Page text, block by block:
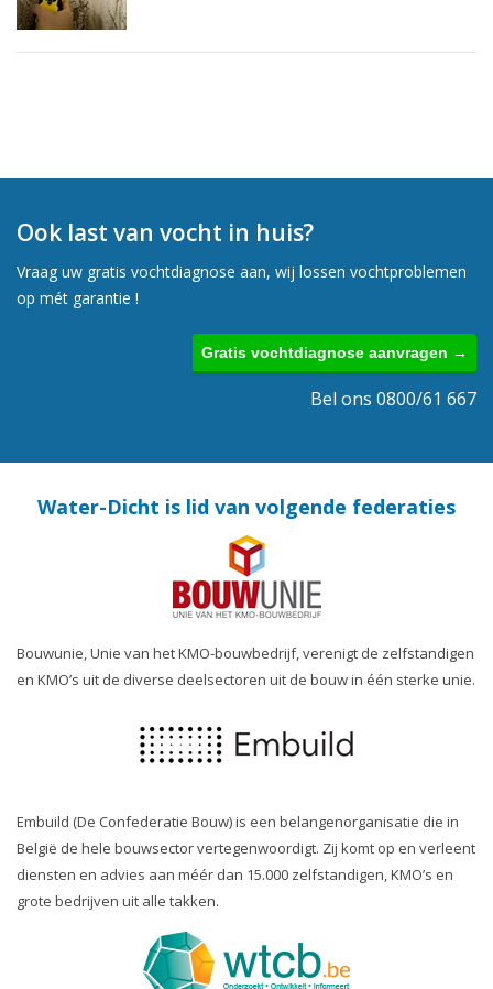
Ook last van vocht in huis?
Vraag uw gratis vochtdiagnose aan, wij lossen vochtproblemen
op mét garantie !
Gratis vochtdiagnose aanvragen →
Bel ons 0800/61 667
Water-Dicht is lid van volgende federaties
Bouwunie, Unie van het KMO-bouwbedrijf, verenigt de zelfstandigen
en KMO’s uit de diverse deelsectoren uit de bouw in één sterke unie.
Embuild (De Confederatie Bouw) is een belangenorganisatie die in
België de hele bouwsector vertegenwoordigt. Zij komt op en verleent
diensten en advies aan méér dan 15.000 zelfstandigen, KMO’s en
grote bedrijven uit alle takken.